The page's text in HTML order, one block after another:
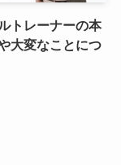
トレーナーの本
大変なことにつ